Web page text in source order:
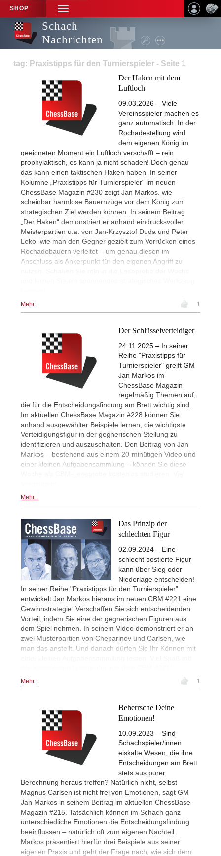
SHOP
TOGGLE
NAVIGATION
Schach
Nachrichten
tag: Praxistipps für den Turnierspieler - Seite 1
Der Haken mit dem
Luftloch
09.03.2026 – Viele
Vereinsspieler machen es
ganz automatisch: In der
Rochadestellung wird
dem eigenen König im
geeigneten Moment ein Luftloch verschafft – rein
prophylaktisch, es kann ja nicht schaden! Doch genau
das kann einen taktischen Haken haben. In seiner
Kolumne „Praxistipps für Turnierspieler“ im neuen
ChessBase Magazin #230 zeigt Jan Markos, wie
scheinbar harmlose Bauernzüge vor dem König zum
strategischen Ziel werden können. In seinem Beitrag
„Der Haken“ demonstriert er anhand eindrucksvoller
Meisterpartien u.a. von Jan-Krzysztof Duda und Peter
Leko, wie man den Gegner gezielt zum Vorrücken eines
Rochadebauern verleitet – um genau diesen im
Anschluss als Ankerpunkt für den eigenen Angriff zu
Mehr... 1
Der Schlüsselverteidiger
24.11.2025 – In seiner
Reihe "Praxistipps für
Turnierspieler" greift GM
Jan Markos im
ChessBase Magazin
regelmäßig Themen auf,
die für die Entscheidungsfindung am Brett wichtig sind.
Im aktuellen ChessBase Magazin #228 können Sie
anhand ausgewählter Beispiele lernen, die wichtigste
Verteidigungsfigur in der gegnerischen Stellung zu
identifizieren und auszuschalten. Den Beitrag von Jan
Markos – bestehend aus einem 20-minütigen Video und
einer kleinen Aufgabensammlung – können Sie diese
Mehr...
Das Prinzip der
schlechten Figur
02.09.2024 – Eine
schlecht postierte Figur
kann über Sieg oder
Niederlage entscheiden!
In seiner Reihe "Praxistipps für den Turnierspieler"
entwickelt Jan Markos hieraus im neuen CBM #221 eine
Gewinnstrategie: Verschaffen Sie sich entscheidenden
Vorteil, indem Sie eine der gegnerischen Figuren aus
dem Spiel nehmen. In seinem Video demonstriert er an
zwei Musterpartien von Cheparinov und Carlsen, wie
man das anstellt. Und danach dürfen Sie Ihr Können mit
Mehr... 1
Beherrsche Deine
Emotionen!
10.09.2023 – Sind
Schachspieler/innen
eiskalte Wesen, die ihre
Entscheidungen am Brett
stets aus purer
Berechnung heraus treffen? Natürlich nicht, selbst
Magnus Carlsen ist nicht frei von Emotionen, sagt GM
Jan Markos in seinem Beitrag im aktuellen ChessBase
Magazin #215. Tatsächlich können im Schach ganz
unterschiedliche Emotionen die Entscheidungsfindung
beeinflussen – natürlich oft zum eigenen Nachteil.
Markos präsentiert hierfür drei Beispiele aus seiner
eigenen Praxis und geht der Frage nach, wie sich dem